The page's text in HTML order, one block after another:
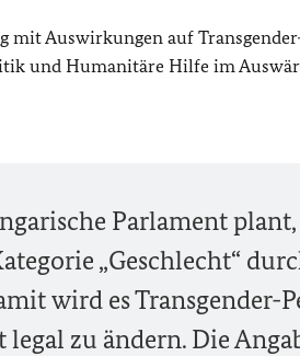
mit Auswirkungen auf
und Humanitäre Hilfe im
Parlament
„Geschlecht“
wird es Transgender-
zu ändern. Die